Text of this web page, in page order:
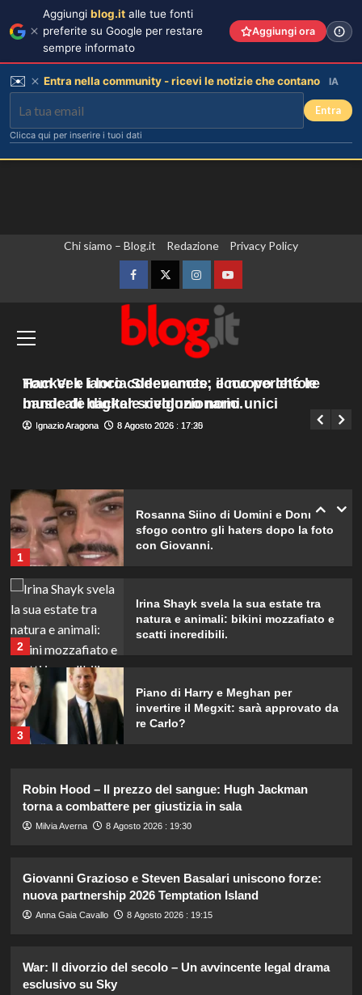
Chi siamo – Blog.it Redazione Privacy Policy
FacebookTwitterInstagramYouTube
principale
Yemen, le forze armate annunciano
un’operazione militare contro gli Houthi
Giuseppe Recca 8 Agosto 2026 : 19:40
Tom Vek lancia Sleevenote, il nuovo lettore
musicale digitale rivoluzionario.
Ignazio Aragona 8 Agosto 2026 : 17:30
Hacker e i loro codenames: ecco perché le
bande di hacker scelgono nomi unici
Ignazio Aragona 8 Agosto 2026 : 17:25
Piano di Harry e Meghan per
invertire il Megxit: sarà approvato da
re Carlo?
4
Cristina Marino e Luca Argentero:
un nuovo bambino in arrivo? Indizi
Britney Spears: il suo intenso sfogo
1
Rosanna Siino di Uomini e Donne:
sfogo contro gli haters dopo la foto
con Giovanni.
2
Irina Shayk svela la sua estate tra
natura e animali: bikini mozzafiato e
scatti incredibili.
3
Piano di Harry e Meghan per
invertire il Megxit: sarà approvato da
re Carlo?
4
un nuovo bambino in arrivo? Indizi
sulla terza gravidanza.
5
Britney Spears: il suo intenso sfogo
su madre e fallimenti emotivi
sfogo contro gli haters dopo la foto
Robin Hood – Il prezzo del sangue: Hugh Jackman
torna a combattere per giustizia in sala
Milvia Averna 8 Agosto 2026 : 19:30
Giovanni Grazioso e Steven Basalari uniscono forze:
nuova partnership 2026 Temptation Island
Anna Gaia Cavallo 8 Agosto 2026 : 19:15
War: Il divorzio del secolo – Un avvincente legal drama
esclusivo su Sky
Aggiungi blog.it alle tue fonti
preferite su Google per restare
sempre informato
Aggiungi ora
✉️ Entra nella community - ricevi le notizie che contano IA
Entra
Clicca qui per inserire i tuoi dati